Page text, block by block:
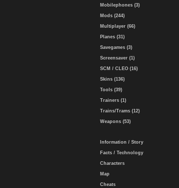
Mobilephones (3)
Mods (244)
Multiplayer (66)
Planes (31)
Savegames (3)
Screensaver (1)
SCM / CLEO (16)
Skins (136)
Tools (39)
Trainers (1)
Trains/Trams (12)
Weapons (53)
Information / Story
Facts / Technology
Characters
Map
Cheats